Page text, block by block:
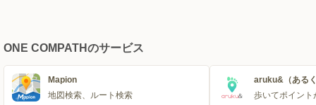
ONE COMPATHのサービス
Mapion
地図検索、ルート検索
aruku&（ある
歩いてポイント